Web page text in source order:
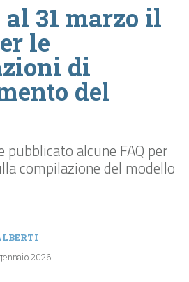
31 marzo il
le
di
del
pubblicato alcune FAQ per
compilazione del modello
2026